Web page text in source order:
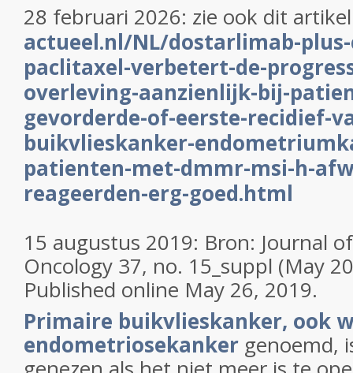
28 februari 2026: zie ook dit
actueel.nl/NL/dostarlimab-
paclitaxel-verbetert-de-
overleving-aanzienlijk-bij-
gevorderde-of-eerste-recidief-
buikvlieskanker-
patienten-met-dmmr-msi-h-
reageerden-erg-goed.html
15 augustus 2019: Bron: Journal
Oncology 37, no. 15_suppl (May
Published online May 26, 2019.
Primaire buikvlieskanker, ook
endometriosekanker genoemd,